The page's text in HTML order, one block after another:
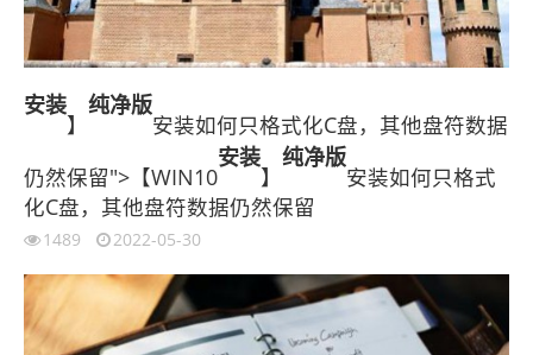
安装
】
纯净版
安装如何只格式化C盘，其他盘符数据
仍然保留">【WIN10
安装
】
纯净版
安装如何只格式
化C盘，其他盘符数据仍然保留
1489 2022-05-30